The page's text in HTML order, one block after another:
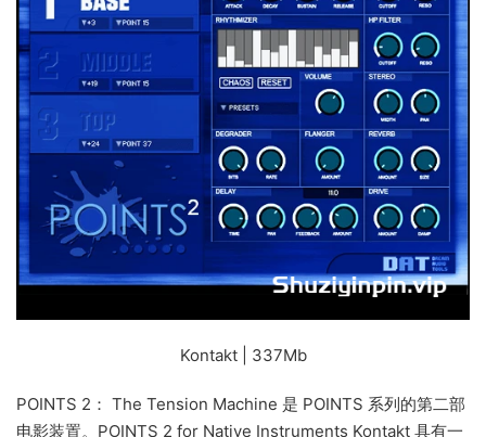
Kontakt | 337Mb
POINTS 2： The Tension Machine 是 POINTS 系列的第二部
电影装置。POINTS 2 for Native Instruments Kontakt 具有一